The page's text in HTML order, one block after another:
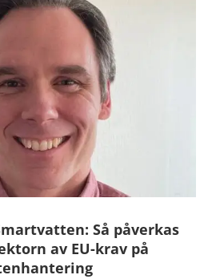
Så påverkas
av EU-krav på